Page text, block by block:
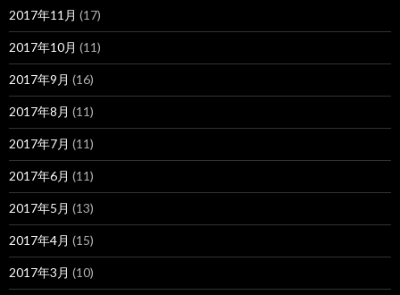
2017年11月 (17)
2017年10月 (11)
2017年9月 (16)
2017年8月 (11)
2017年7月 (11)
2017年6月 (11)
2017年5月 (13)
2017年4月 (15)
2017年3月 (10)